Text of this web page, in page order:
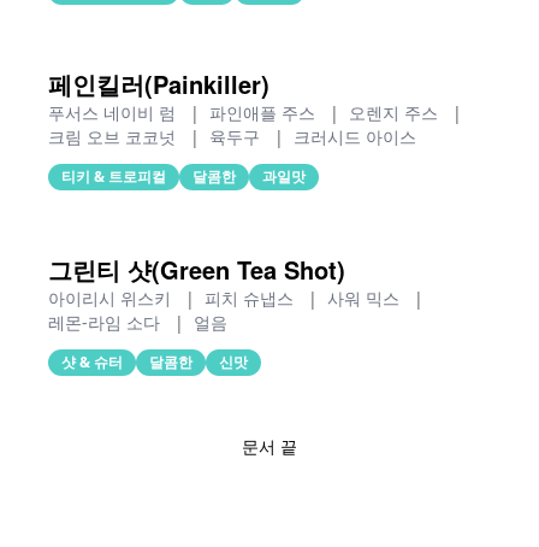
페인킬러(Painkiller)
푸서스 네이비 럼 | 파인애플 주스 | 오렌지 주스
|
크림 오브 코코넛
| 육두구 | 크러시드 아이스
티키 & 트로피컬 달콤한 과일맛
그린티 샷(Green Tea Shot)
아이리시 위스키 | 피치 슈냅스 | 사워 믹스
|
레몬-라임 소다
| 얼음
샷 & 슈터 달콤한 신맛
문서 끝